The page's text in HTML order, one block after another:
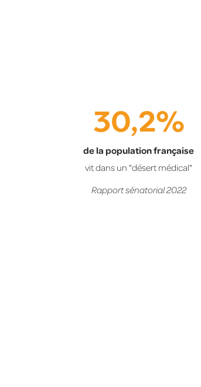
30,2%
de la population française
vit dans un "désert médical"
Rapport sénatorial 2022